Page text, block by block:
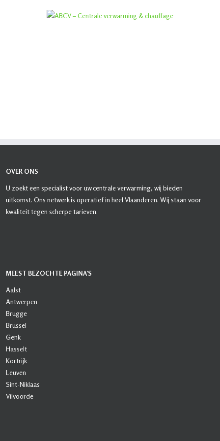
OVER ONS
U zoekt een specialist voor uw centrale verwarming, wij bieden
uitkomst. Ons netwerk is operatief in heel Vlaanderen. Wij staan voor
kwaliteit tegen scherpe tarieven.
MEEST BEZOCHTE PAGINA’S
Aalst
Antwerpen
Brugge
Brussel
Genk
Hasselt
Kortrijk
Leuven
Sint-Niklaas
Vilvoorde